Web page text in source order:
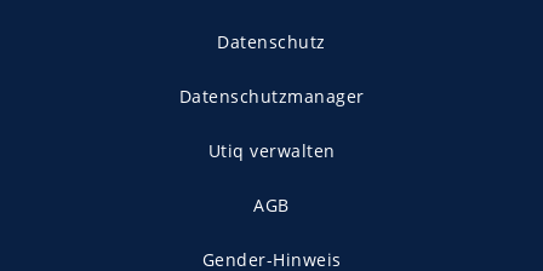
Datenschutz
Datenschutzmanager
Utiq verwalten
AGB
Gender-Hinweis